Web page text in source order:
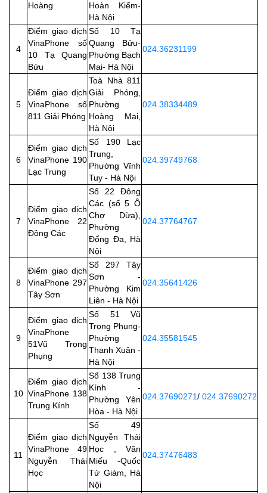
Hoàng
Hoàn Kiếm-
Hà Nội
4
Điểm giao dịch
VinaPhone số
10 Tạ Quang
Bửu
Số 10 Tạ
Quang Bửu-
Phường Bạch
Mai- Hà Nội
024.36231199
5
Điểm giao dịch
VinaPhone số
811 Giải Phóng
Toà Nhà 811
Giải Phóng,
Phường
Hoàng Mai,
Hà Nội
024.38334489
6
Điểm giao dịch
VinaPhone 190
Lạc Trung
Số 190 Lạc
Trung,
Phường Vĩnh
Tuy - Hà Nội
024.39749768
7
Điểm giao dịch
VinaPhone 22
Đông Các
Số 22 Đông
Các (số 5 Ô
Chợ Dừa),
Phường
Đống Đa, Hà
Nội
024.37764767
8
Điểm giao dịch
VinaPhone 297
Tây Sơn
Số 297 Tây
Sơn -
Phường Kim
Liên - Hà Nội
024.35641426
9
Điểm giao dịch
VinaPhone
51Vũ Trọng
Phụng
Số 51 Vũ
Trọng Phụng-
Phường
Thanh Xuân -
Hà Nội
024.35581545
10
Điểm giao dịch
VinaPhone 138
Trung Kính
Số 138 Trung
Kính -
Phường Yên
Hòa - Hà Nội
024.37690271/ 024.37690272
11
Điểm giao dịch
VinaPhone 49
Nguyễn Thái
Học
Số 49
Nguyễn Thái
Học , Văn
Miếu -Quốc
Tử Giám, Hà
Nội
024.37476483